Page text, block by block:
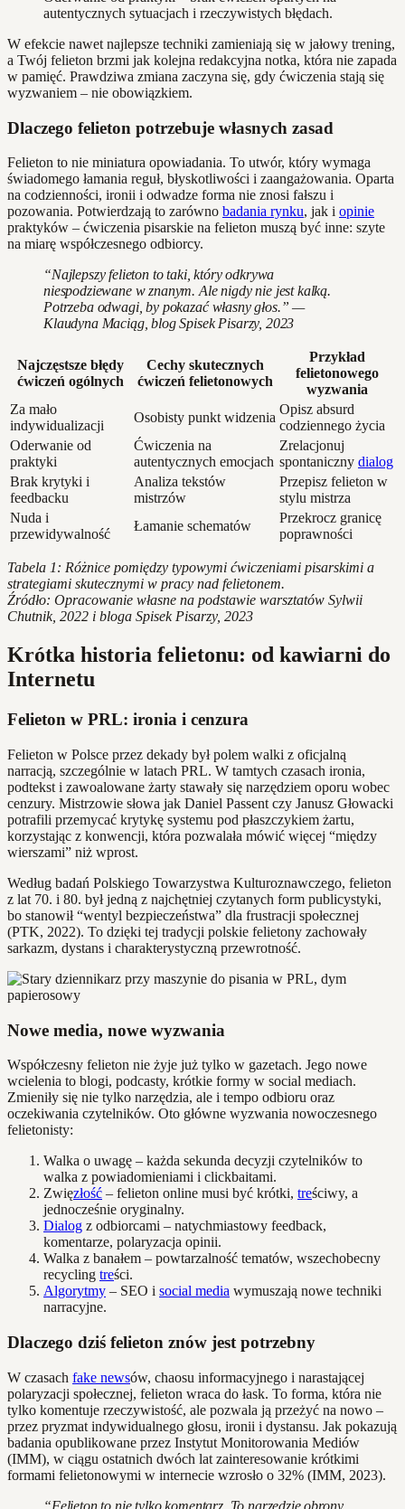
autentycznych sytuacjach i rzeczywistych błędach.
W efekcie nawet najlepsze techniki zamieniają się w jałowy trening,
a Twój felieton brzmi jak kolejna redakcyjna notka, która nie zapada
w pamięć. Prawdziwa zmiana zaczyna się, gdy ćwiczenia stają się
wyzwaniem – nie obowiązkiem.
Dlaczego felieton potrzebuje własnych zasad
Felieton to nie miniatura opowiadania. To utwór, który wymaga
świadomego łamania reguł, błyskotliwości i zaangażowania. Oparta
na codzienności, ironii i odwadze forma nie znosi fałszu i
pozowania. Potwierdzają to zarówno badania rynku, jak i opinie
praktyków – ćwiczenia pisarskie na felieton muszą być inne: szyte
na miarę współczesnego odbiorcy.
“Najlepszy felieton to taki, który odkrywa
niespodziewane w znanym. Ale nigdy nie jest kalką.
Potrzeba odwagi, by pokazać własny głos.” —
Klaudyna Maciąg, blog Spisek Pisarzy, 2023
Najczęstsze błędy
ćwiczeń ogólnych
Cechy skutecznych
ćwiczeń felietonowych
Przykład
felietonowego
wyzwania
Za mało
indywidualizacji
Osobisty punkt widzenia
Opisz absurd
codziennego życia
Oderwanie od
praktyki
Ćwiczenia na
autentycznych emocjach
Zrelacjonuj
spontaniczny dialog
Brak krytyki i
feedbacku
Analiza tekstów
mistrzów
Przepisz felieton w
stylu mistrza
Nuda i
przewidywalność
Łamanie schematów
Przekrocz granicę
poprawności
Tabela 1: Różnice pomiędzy typowymi ćwiczeniami pisarskimi a
strategiami skutecznymi w pracy nad felietonem.
Źródło: Opracowanie własne na podstawie warsztatów Sylwii
Chutnik, 2022 i bloga Spisek Pisarzy, 2023
Krótka historia felietonu: od kawiarni do
Internetu
Felieton w PRL: ironia i cenzura
Felieton w Polsce przez dekady był polem walki z oficjalną
narracją, szczególnie w latach PRL. W tamtych czasach ironia,
podtekst i zawoalowane żarty stawały się narzędziem oporu wobec
cenzury. Mistrzowie słowa jak Daniel Passent czy Janusz Głowacki
potrafili przemycać krytykę systemu pod płaszczykiem żartu,
korzystając z konwencji, która pozwalała mówić więcej “między
wierszami” niż wprost.
Według badań Polskiego Towarzystwa Kulturoznawczego, felieton
z lat 70. i 80. był jedną z najchętniej czytanych form publicystyki,
bo stanowił “wentyl bezpieczeństwa” dla frustracji społecznej
(PTK, 2022). To dzięki tej tradycji polskie felietony zachowały
sarkazm, dystans i charakterystyczną przewrotność.
Nowe media, nowe wyzwania
Współczesny felieton nie żyje już tylko w gazetach. Jego nowe
wcielenia to blogi, podcasty, krótkie formy w social mediach.
Zmieniły się nie tylko narzędzia, ale i tempo odbioru oraz
oczekiwania czytelników. Oto główne wyzwania nowoczesnego
felietonisty:
Walka o uwagę – każda sekunda decyzji czytelników to
walka z powiadomieniami i clickbaitami.
Zwięzłość – felieton online musi być krótki, treściwy, a
jednocześnie oryginalny.
Dialog z odbiorcami – natychmiastowy feedback,
komentarze, polaryzacja opinii.
Walka z banałem – powtarzalność tematów, wszechobecny
recycling treści.
Algorytmy – SEO i social media wymuszają nowe techniki
narracyjne.
Dlaczego dziś felieton znów jest potrzebny
W czasach fake newsów, chaosu informacyjnego i narastającej
polaryzacji społecznej, felieton wraca do łask. To forma, która nie
tylko komentuje rzeczywistość, ale pozwala ją przeżyć na nowo –
przez pryzmat indywidualnego głosu, ironii i dystansu. Jak pokazują
badania opublikowane przez Instytut Monitorowania Mediów
(IMM), w ciągu ostatnich dwóch lat zainteresowanie krótkimi
formami felietonowymi w internecie wzrosło o 32% (IMM, 2023).
“Felieton to nie tylko komentarz. To narzędzie obrony